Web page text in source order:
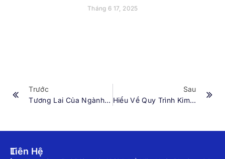
Tháng 6 17, 2025
Trước
Tương Lai Của Ngành Kim Cương
Sau
Hiểu Về Quy Trình Kimberly
T
Liên Hệ